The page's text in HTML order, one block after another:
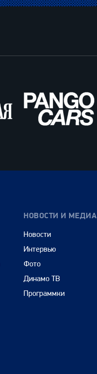
НОВОСТИ И МЕДИА
Новости
Интервью
Фото
Динамо ТВ
Программки